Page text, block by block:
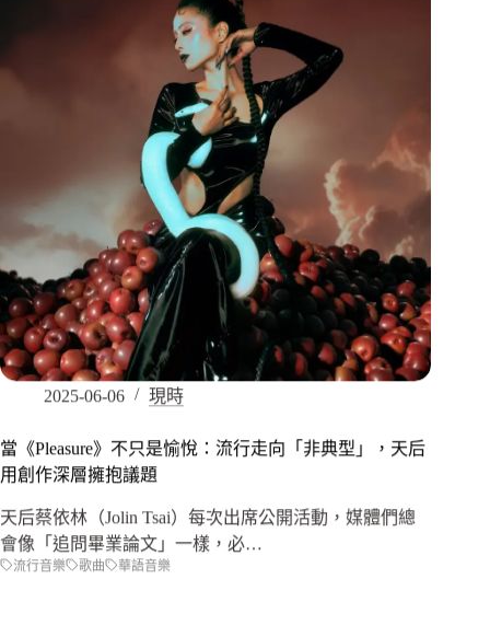
2025-06-06 現時
當《Pleasure》不只是愉悅：流行走向「非典型」，天后
用創作深層擁抱議題
天后蔡依林（Jolin Tsai）每次出席公開活動，媒體們總
會像「追問畢業論文」一樣，必…
流行音樂 歌曲 華語音樂